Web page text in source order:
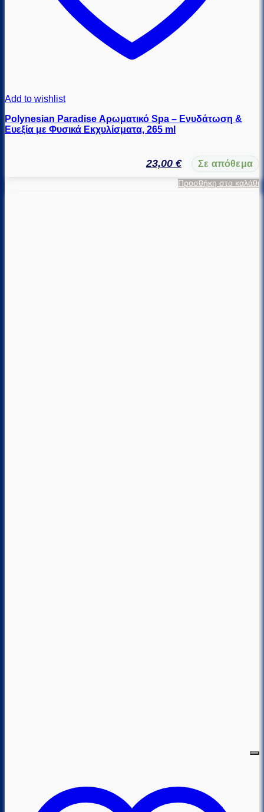
Add to wishlist
Polynesian Paradise Αρωματικό Spa – Ενυδάτωση &
Ευεξία με Φυσικά Εκχυλίσματα, 265 ml
23,00 € Σε απόθεμα
Προσθήκη στο καλάθι